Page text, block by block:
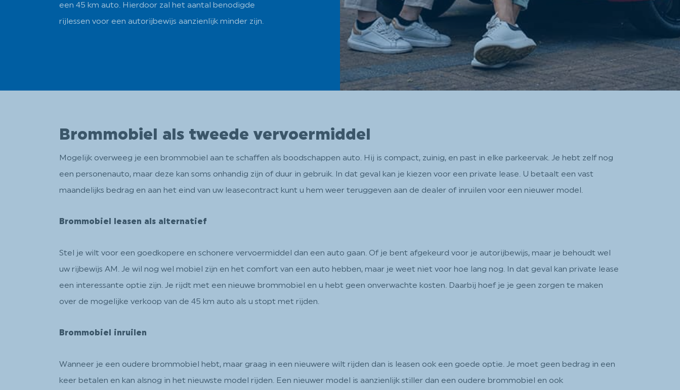
een 45 km auto. Hierdoor zal het aantal benodigde
rijlessen voor een autorijbewijs aanzienlijk minder zijn.
Brommobiel als tweede vervoermiddel
Mogelijk overweeg je een brommobiel aan te schaffen als boodschappen auto. Hij is compact, zuinig, en past in elke parkeervak. Je hebt zelf nog
een personenauto, maar deze kan soms onhandig zijn of duur in gebruik. In dat geval kan je kiezen voor een private lease. U betaalt een vast
maandelijks bedrag en aan het eind van uw leasecontract kunt u hem weer teruggeven aan de dealer of inruilen voor een nieuwer model.
Brommobiel leasen als alternatief
Stel je wilt voor een goedkopere en schonere vervoermiddel dan een auto gaan. Of je bent afgekeurd voor je autorijbewijs, maar je behoudt wel
uw rijbewijs AM. Je wil nog wel mobiel zijn en het comfort van een auto hebben, maar je weet niet voor hoe lang nog. In dat geval kan private lease
een interessante optie zijn. Je rijdt met een nieuwe brommobiel en u hebt geen onverwachte kosten. Daarbij hoef je je geen zorgen te maken
over de mogelijke verkoop van de 45 km auto als u stopt met rijden.
Brommobiel inruilen
Wanneer je een oudere brommobiel hebt, maar graag in een nieuwere wilt rijden dan is leasen ook een goede optie. Je moet geen bedrag in een
keer betalen en kan alsnog in het nieuwste model rijden. Een nieuwer model is aanzienlijk stiller dan een oudere brommobiel en ook